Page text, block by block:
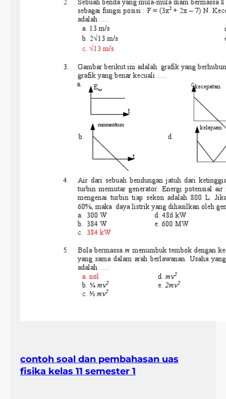
contoh soal dan pembahasan uas
fisika kelas 11 semester 1